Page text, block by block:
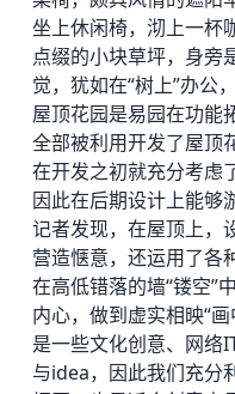
坐上休闲椅，沏上一杯
点缀的小块草坪，身旁
觉，犹如在“树上”办公
屋顶花园是易园在功能
全部被利用开发了屋顶
在开发之初就充分考虑
因此在后期设计上能够
记者发现，在屋顶上，
营造惬意，还运用了各
在高低错落的墙“镂空”
内心，做到虚实相映“
是一些文化创意、网络
与idea，因此我们充分